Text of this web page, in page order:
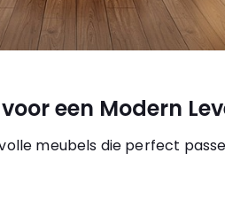
een Modern
meubels die perfect